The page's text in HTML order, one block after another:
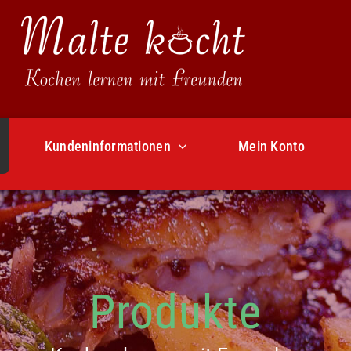
Kundeninformationen Mein Konto
Produkte